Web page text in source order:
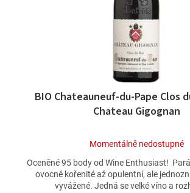
BIO Chateauneuf-du-Pape Clos
Chateau Gigognan
Průměrné
produktu
je
5,0
Momentálně nedostupné
Oceněné 95 body od Wine Enthusiast!
ovocně kořenité až opulentní, ale
vyvážené. Jedná se velké víno a